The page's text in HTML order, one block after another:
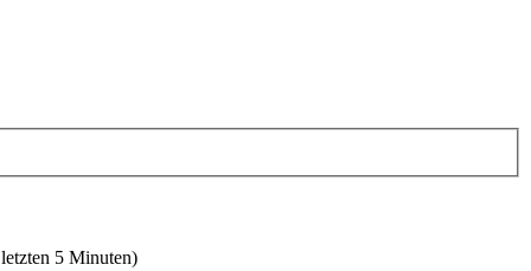
5 Minuten)